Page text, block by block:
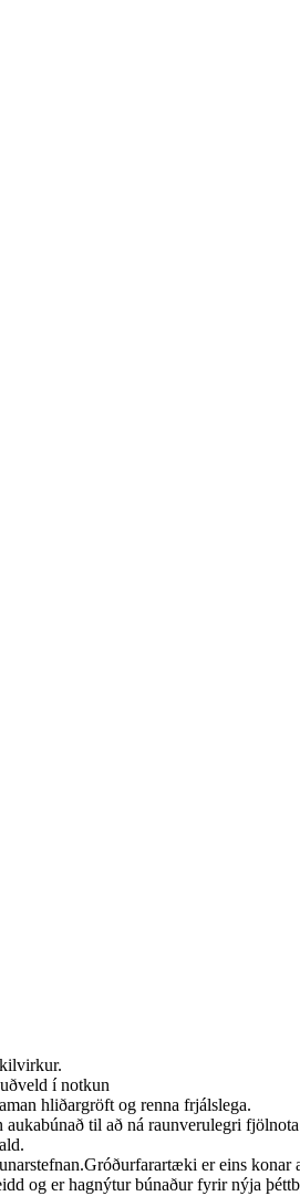
í notkun
hliðargröft og renna frjálslega.
til að ná raunverulegri
er eins
og er hagnýtur búnaður fyrir nýja